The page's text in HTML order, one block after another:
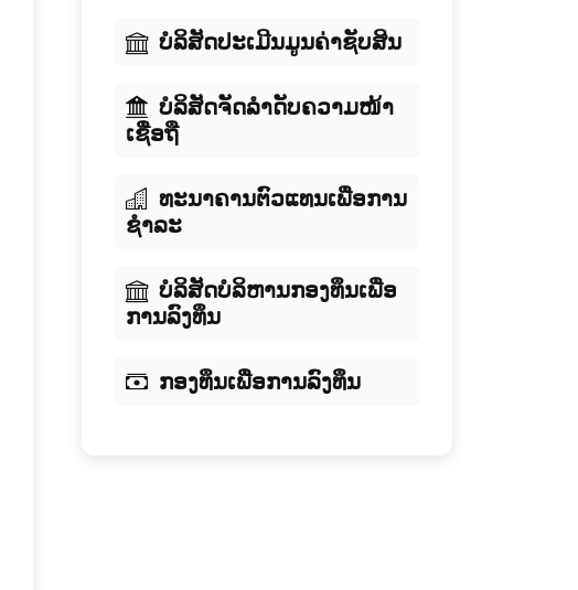
ບໍລິສັດປະເມີນມູນຄ່າຊັບສິນ
ບໍລິສັດຈັດລໍາດັບຄວາມໜ້າ
ເຊື່ອຖື
ທະນາຄານຕົວແທນເພື່ອການ
ຊໍາລະ
ບໍລິສັດບໍລິຫານກອງທຶນເພື່ອ
ການລົງທຶນ
ກອງທຶນເພື່ອການລົງທຶນ